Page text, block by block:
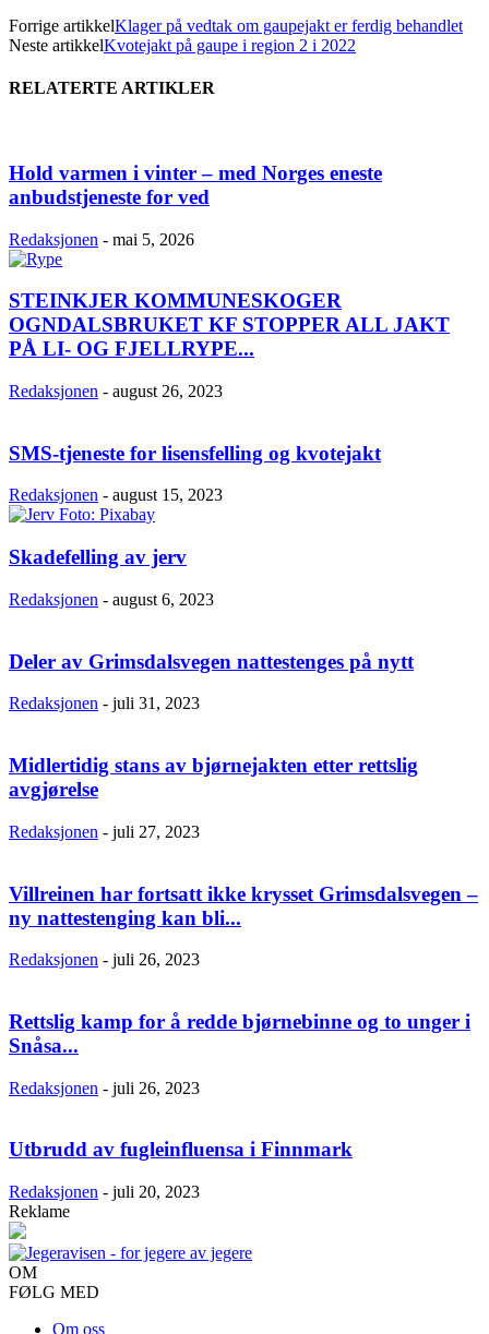
Forrige artikkelKlager på vedtak om gaupejakt er ferdig behandlet
Neste artikkelKvotejakt på gaupe i region 2 i 2022
RELATERTE ARTIKLER
Hold varmen i vinter – med Norges eneste
anbudstjeneste for ved
Redaksjonen - mai 5, 2026
STEINKJER KOMMUNESKOGER
OGNDALSBRUKET KF STOPPER ALL JAKT
PÅ LI- OG FJELLRYPE...
Redaksjonen - august 26, 2023
SMS-tjeneste for lisensfelling og kvotejakt
Redaksjonen - august 15, 2023
Skadefelling av jerv
Redaksjonen - august 6, 2023
Deler av Grimsdalsvegen nattestenges på nytt
Redaksjonen - juli 31, 2023
Midlertidig stans av bjørnejakten etter rettslig
avgjørelse
Redaksjonen - juli 27, 2023
Villreinen har fortsatt ikke krysset Grimsdalsvegen –
ny nattestenging kan bli...
Redaksjonen - juli 26, 2023
Rettslig kamp for å redde bjørnebinne og to unger i
Snåsa...
Redaksjonen - juli 26, 2023
Utbrudd av fugleinfluensa i Finnmark
Redaksjonen - juli 20, 2023
Reklame
OM
FØLG MED
Om oss